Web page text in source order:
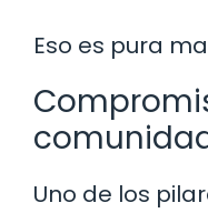
Eso es pura
Uno de los